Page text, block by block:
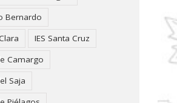
Bernardo
IES Santa Cruz
Camargo
Saja